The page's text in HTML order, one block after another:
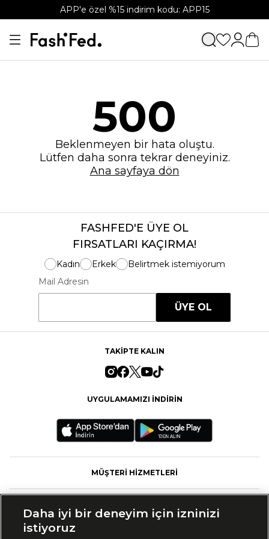
APP'e özel %15 indirim kodu: APP15
500
Beklenmeyen bir hata oluştu.
Lütfen daha sonra tekrar deneyiniz.
Ana sayfaya dön
FASHFED'E ÜYE OL
FIRSATLARI KAÇIRMA!
Kadın Erkek
Belirtmek istemiyorum
Mail Adresin
ÜYE OL
TAKİPTE KALIN
UYGULAMAMIZI İNDİRİN
MÜŞTERİ HİZMETLERİ
Daha iyi bir deneyim için izninizi
istiyoruz